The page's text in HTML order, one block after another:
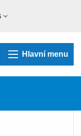
Hlavní menu